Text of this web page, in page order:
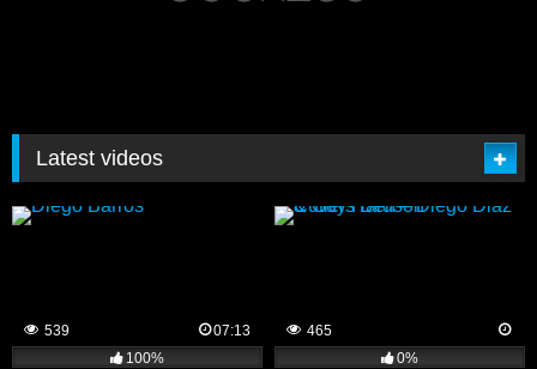
Latest videos
539
07:13
100%
465
0%